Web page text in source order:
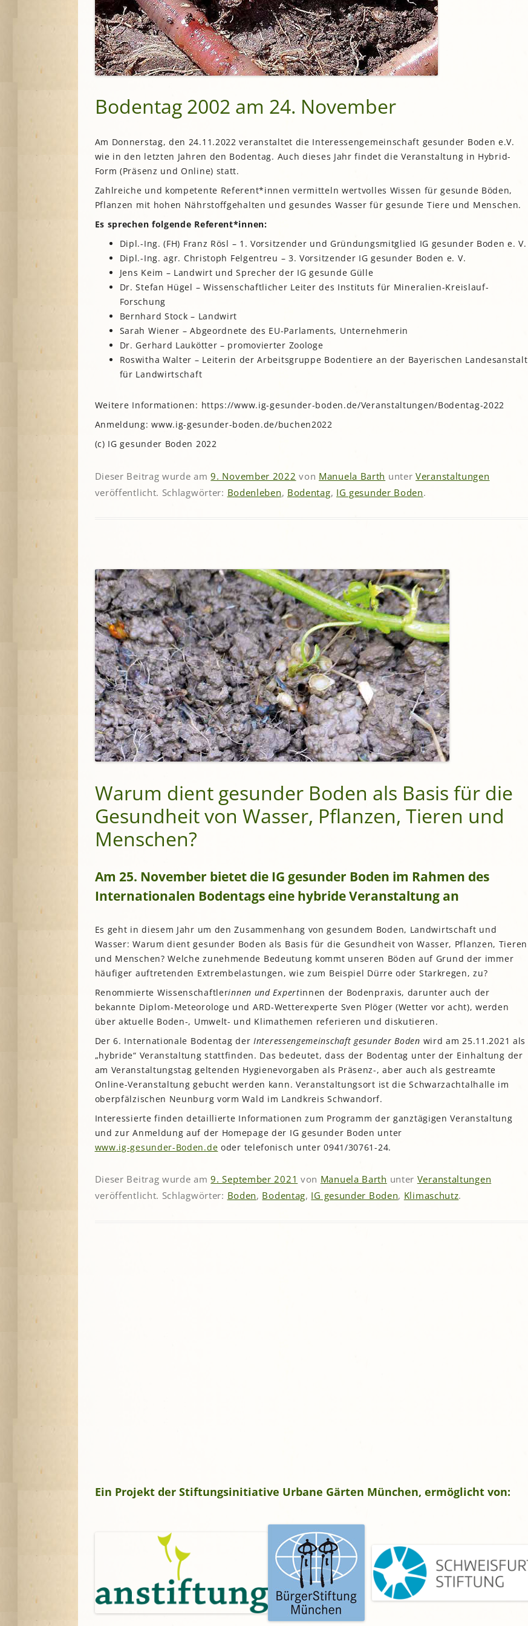
Agropolis
Mikrofarm Ingelsberg:
Gartenparzellen für Hobby-
Gartler
Prälatengarten im Kloster
Schäftlarn
Umweltgarten Neubiberg
Bodentag 2002 am 24. November
Am Donnerstag, den 24.11.2022 veranstaltet die Interessengemeinschaft gesunder Boden e.V.
wie in den letzten Jahren den Bodentag. Auch dieses Jahr findet die Veranstaltung in Hybrid-
Form (Präsenz und Online) statt.
Zahlreiche und kompetente Referent*innen vermitteln wertvolles Wissen für gesunde Böden,
Pflanzen mit hohen Nährstoffgehalten und gesundes Wasser für gesunde Tiere und Menschen.
Es sprechen folgende Referent*innen:
Dipl.-Ing. (FH) Franz Rösl – 1. Vorsitzender und Gründungsmitglied IG gesunder Boden e. V.
Dipl.-Ing. agr. Christoph Felgentreu – 3. Vorsitzender IG gesunder Boden e. V.
Jens Keim – Landwirt und Sprecher der IG gesunde Gülle
Dr. Stefan Hügel – Wissenschaftlicher Leiter des Instituts für Mineralien-Kreislauf-
Forschung
Bernhard Stock – Landwirt
Sarah Wiener – Abgeordnete des EU-Parlaments, Unternehmerin
Dr. Gerhard Laukötter – promovierter Zoologe
Roswitha Walter – Leiterin der Arbeitsgruppe Bodentiere an der Bayerischen Landesanstalt
für Landwirtschaft
Weitere Informationen: https://www.ig-gesunder-boden.de/Veranstaltungen/Bodentag-2022
Anmeldung: www.ig-gesunder-boden.de/buchen2022
(c) IG gesunder Boden 2022
Dieser Beitrag wurde am9. November 2022 von Manuela Barth unterVeranstaltungen
veröffentlicht. Schlagwörter: Bodenleben, Bodentag, IG gesunder Boden.
Warum dient gesunder Boden als Basis für die
Gesundheit von Wasser, Pflanzen, Tieren und
Menschen?
Am 25. November bietet die IG gesunder Boden im Rahmen des
Internationalen Bodentags eine hybride Veranstaltung an
Es geht in diesem Jahr um den Zusammenhang von gesundem Boden, Landwirtschaft und
Wasser: Warum dient gesunder Boden als Basis für die Gesundheit von Wasser, Pflanzen, Tieren
und Menschen? Welche zunehmende Bedeutung kommt unseren Böden auf Grund der immer
häufiger auftretenden Extrembelastungen, wie zum Beispiel Dürre oder Starkregen, zu?
Renommierte Wissenschaftlerinnen und Expertinnen der Bodenpraxis, darunter auch der
bekannte Diplom-Meteorologe und ARD-Wetterexperte Sven Plöger (Wetter vor acht), werden
über aktuelle Boden-, Umwelt- und Klimathemen referieren und diskutieren.
Der 6. Internationale Bodentag der Interessengemeinschaft gesunder Boden wird am 25.11.2021 als
„hybride“ Veranstaltung stattfinden. Das bedeutet, dass der Bodentag unter der Einhaltung der
am Veranstaltungstag geltenden Hygienevorgaben als Präsenz-, aber auch als gestreamte
Online-Veranstaltung gebucht werden kann. Veranstaltungsort ist die Schwarzachtalhalle im
oberpfälzischen Neunburg vorm Wald im Landkreis Schwandorf.
Interessierte finden detaillierte Informationen zum Programm der ganztägigen Veranstaltung
und zur Anmeldung auf der Homepage der IG gesunder Boden unter
www.ig-gesunder-Boden.de oder telefonisch unter 0941/30761-24.
Dieser Beitrag wurde am9. September 2021 von Manuela Barth unter Veranstaltungen
veröffentlicht. Schlagwörter: Boden, Bodentag, IG gesunder Boden, Klimaschutz.
Ein Projekt der Stiftungsinitiative Urbane Gärten München, ermöglicht von: